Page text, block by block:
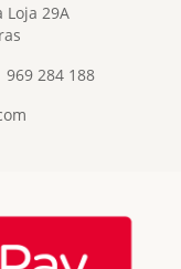
Loja 29A
969 284 188